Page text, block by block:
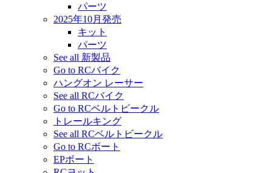
パーツ
2025年10月発売
キット
パーツ
See all 新製品
Go to RCバイク
ハングオン レーサー
See all RCバイク
Go to RCベルトビークル
トレールキング
See all RCベルトビークル
Go to RCボート
EPボート